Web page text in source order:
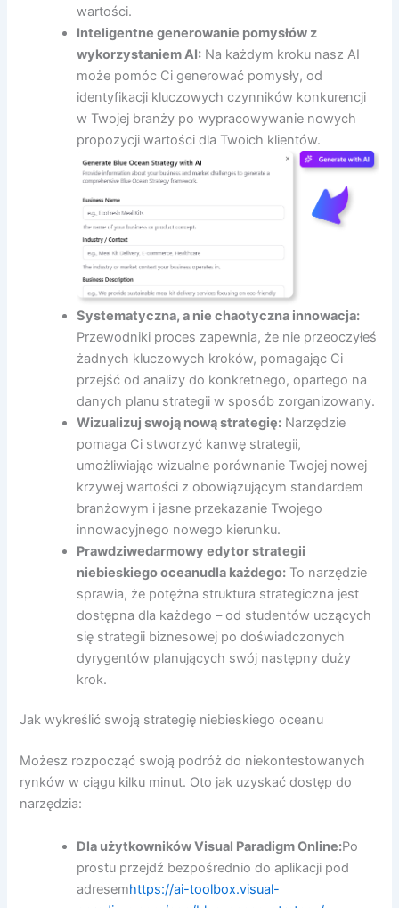
wartości.
Inteligentne generowanie pomysłów z
wykorzystaniem AI: Na każdym kroku nasz AI
może pomóc Ci generować pomysły, od
identyfikacji kluczowych czynników konkurencji
w Twojej branży po wypracowywanie nowych
propozycji wartości dla Twoich klientów.
Systematyczna, a nie chaotyczna innowacja:
Przewodniki proces zapewnia, że nie przeoczyłeś
żadnych kluczowych kroków, pomagając Ci
przejść od analizy do konkretnego, opartego na
danych planu strategii w sposób zorganizowany.
Wizualizuj swoją nową strategię: Narzędzie
pomaga Ci stworzyć kanwę strategii,
umożliwiając wizualne porównanie Twojej nowej
krzywej wartości z obowiązującym standardem
branżowym i jasne przekazanie Twojego
innowacyjnego nowego kierunku.
Prawdziwedarmowy edytor strategii
niebieskiego oceanudla każdego: To narzędzie
sprawia, że potężna struktura strategiczna jest
dostępna dla każdego – od studentów uczących
się strategii biznesowej po doświadczonych
dyrygentów planujących swój następny duży
krok.
Jak wykreślić swoją strategię niebieskiego oceanu
Możesz rozpocząć swoją podróż do niekontestowanych
rynków w ciągu kilku minut. Oto jak uzyskać dostęp do
narzędzia:
Dla użytkowników Visual Paradigm Online:Po
prostu przejdź bezpośrednio do aplikacji pod
adresemhttps://ai-toolbox.visual-